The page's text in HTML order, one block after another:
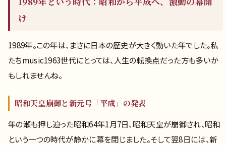
け
1989年。この年は、まさに日本の歴史が大きく動いた年でした。私
たちmusic1963世代にとっては、人生の転換点だった方も多いか
もしれませんね。
昭和天皇崩御と新元号「平成」の発表
年の瀬も押し迫った昭和64年1月7日、昭和天皇が崩御され、昭和
という一つの時代が静かに幕を閉じました。そして翌8日には、新